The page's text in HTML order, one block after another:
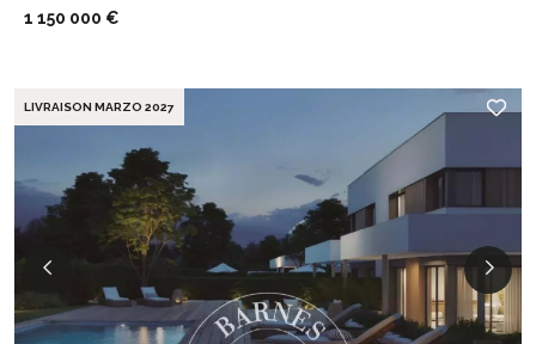
1 150 000 €
LIVRAISON MARZO 2027